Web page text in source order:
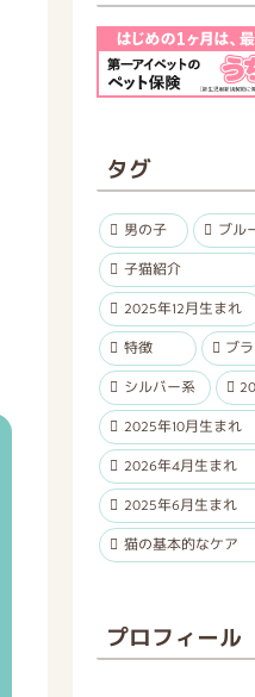
タグ
男の子 ブル
子猫紹介
2025年12月生まれ
特徴 ブ
シルバー系
2025年10月生まれ
2026年4月生まれ
2025年6月生まれ
猫の基本的なケア
プロフィール